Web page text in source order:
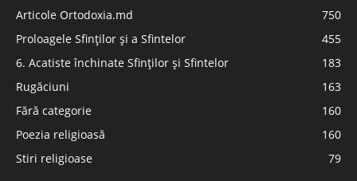
Articole Ortodoxia.md
750
Proloagele Sfinților și a Sfintelor
455
6. Acatiste închinate Sfinților și Sfintelor
183
Rugăciuni
163
Fără categorie
160
Poezia religioasă
160
Stiri religioase
79